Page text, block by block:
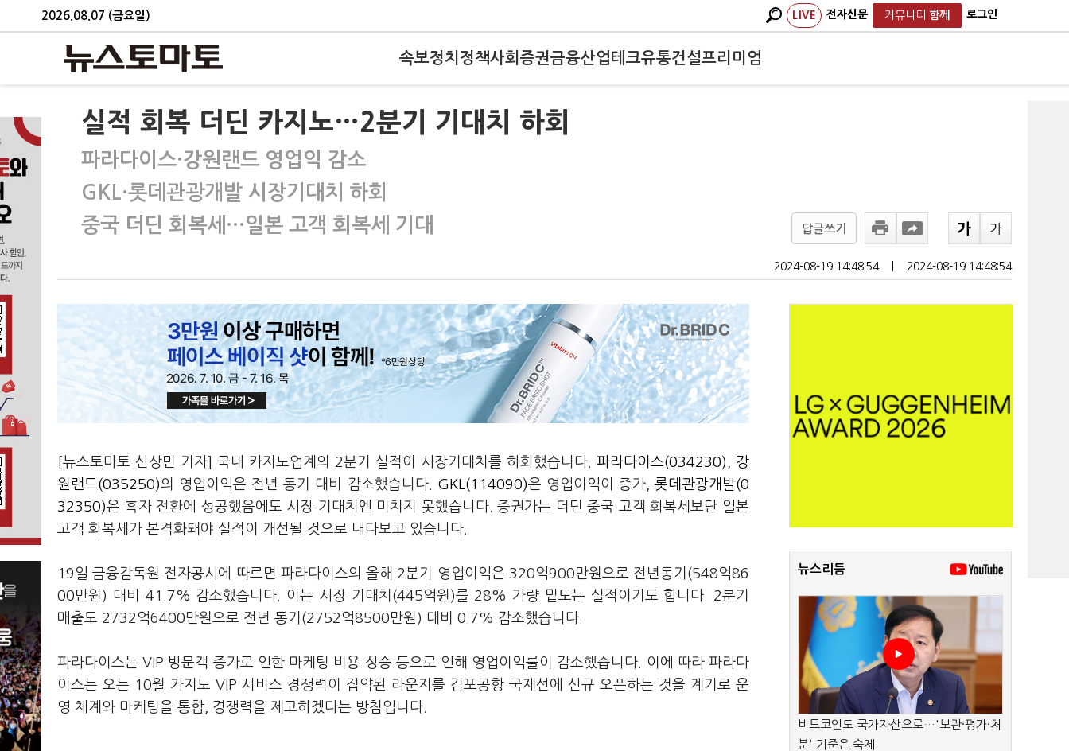
2026.08.07 (금요일) LIVE 전자신문 커뮤니티 함께 로그인
속보정치 정책사회 증권금융산업테크유통건설프리미엄
실적 회복 더딘 카지노…2분기 기대치 하회
파라다이스·강원랜드 영업익 감소
GKL·롯데관광개발 시장기대치 하회
중국 더딘 회복세…일본 고객 회복세 기대
답글쓰기
2024-08-19 14:48:54 2024-08-19 14:48:54
[뉴스토마토 신상민 기자] 국내 카지노업계의 2분기 실적이 시장기대치를 하회했습니다. 파라다이스(034230)
강
원랜드(035250)의 영업이익은 전년 동기 대비 감소했습니다. GKL(114090)은 영업이익이 증가,롯데관광개발(0
32350)은 흑자 전환에 성공했음에도 시장 기대치엔 미치지 못했습니다. 증권가는 더딘 중국 고객 회복세보단 일본
고객 회복세가 본격화돼야 실적이 개선될 것으로 내다보고 있습니다.
19일 금융감독원 전자공시에 따르면 파라다이스의 올해 2분기 영업이익은 320억900만원으로 전년동기(548억86
00만원) 대비 41.7% 감소했습니다. 이는 시장 기대치(445억원)를 28% 가량 밑도는 실적이기도 합니다. 2분기
매출도 2732억6400만원으로 전년 동기(2752억8500만원) 대비 0.7% 감소했습니다.
파라다이스는 VIP 방문객 증가로 인한 마케팅 비용 상승 등으로 인해 영업이익률이 감소했습니다. 이에 따라 파라다
이스는 오는 10월 카지노 VIP 서비스 경쟁력이 집약된 라운지를 김포공항 국제선에 신규 오픈하는 것을 계기로 운
영 체계와 마케팅을 통합, 경쟁력을 제고하겠다는 방침입니다.
뉴스리듬
비트코인도 국가자산으로…'보관·평가·처
분' 기준은 숙제